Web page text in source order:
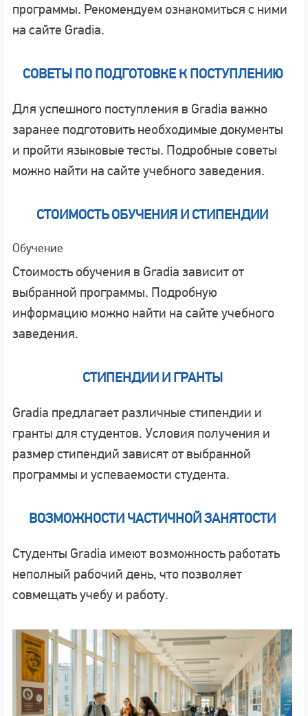
программы. Рекомендуем ознакомиться с ними
на сайте Gradia.
СОВЕТЫ ПО ПОДГОТОВКЕ К ПОСТУПЛЕНИЮ
Для успешного поступления в Gradia важно
заранее подготовить необходимые документы
и пройти языковые тесты. Подробные советы
можно найти на сайте учебного заведения.
СТОИМОСТЬ ОБУЧЕНИЯ И СТИПЕНДИИ
Обучение
Стоимость обучения в Gradia зависит от
выбранной программы. Подробную
информацию можно найти на сайте учебного
заведения.
СТИПЕНДИИ И ГРАНТЫ
Gradia предлагает различные стипендии и
гранты для студентов. Условия получения и
размер стипендий зависят от выбранной
программы и успеваемости студента.
ВОЗМОЖНОСТИ ЧАСТИЧНОЙ ЗАНЯТОСТИ
Студенты Gradia имеют возможность работать
неполный рабочий день, что позволяет
совмещать учебу и работу.